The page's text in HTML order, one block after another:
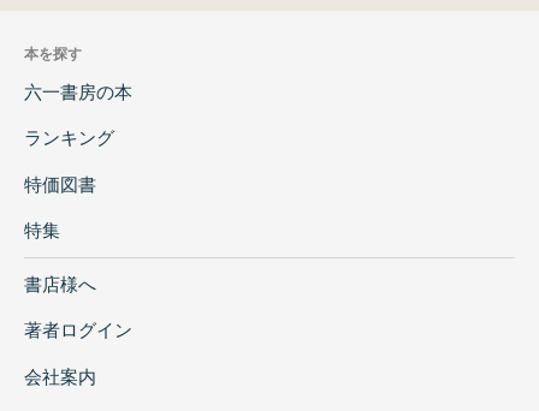
本を探す
六一書房の本
ランキング
特価図書
特集
書店様へ
著者ログイン
会社案内